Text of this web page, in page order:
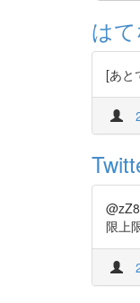
は
[あと
限上